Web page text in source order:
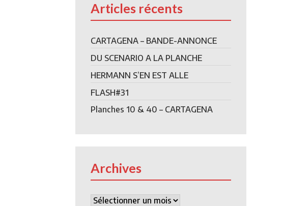
Articles récents
CARTAGENA – BANDE-ANNONCE
DU SCENARIO A LA PLANCHE
HERMANN S’EN EST ALLE
FLASH#31
Planches 10 & 40 – CARTAGENA
Archives
Archives